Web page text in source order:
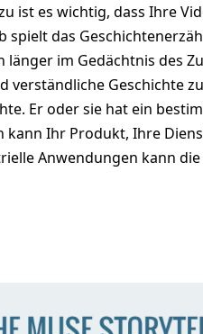
ist es wichtig, dass Ihre
das
im Gedächtnis des
Geschichte
Er oder sie hat ein
Ihr Produkt, Ihre
Anwendungen kann die